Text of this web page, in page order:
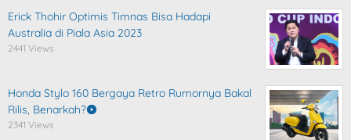
Erick Thohir Optimis Timnas Bisa Hadapi
Australia di Piala Asia 2023
2441 Views
Honda Stylo 160 Bergaya Retro Rumornya Bakal
Rilis, Benarkah?
2341 Views